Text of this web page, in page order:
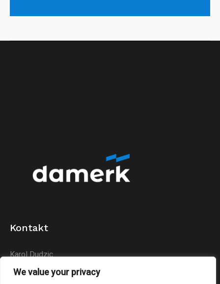
We value your privacy
Kontakt
Karol Dudzic
Huta Podłysica 24B
26-004 Bieliny